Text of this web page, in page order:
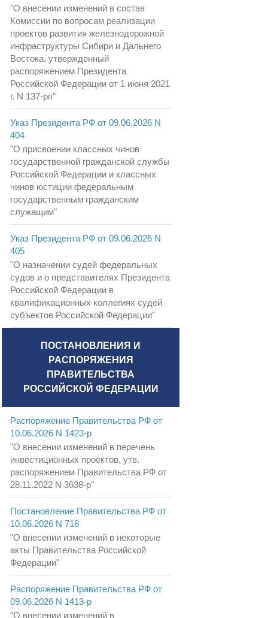
"О внесении изменений в состав
Комиссии по вопросам реализации
проектов развития железнодорожной
инфраструктуры Сибири и Дальнего
Востока, утвержденный
распоряжением Президента
Российской Федерации от 1 июня 2021
г. N 137-рп"
Указ Президента РФ от 09.06.2026 N
404
"О присвоении классных чинов
государственной гражданской службы
Российской Федерации и классных
чинов юстиции федеральным
государственным гражданским
служащим"
Указ Президента РФ от 09.06.2026 N
405
"О назначении судей федеральных
судов и о представителях Президента
Российской Федерации в
квалификационных коллегиях судей
субъектов Российской Федерации"
ПОСТАНОВЛЕНИЯ И
РАСПОРЯЖЕНИЯ
ПРАВИТЕЛЬСТВА
РОССИЙСКОЙ ФЕДЕРАЦИИ
Распоряжение Правительства РФ от
10.06.2026 N 1423-р
"О внесении изменений в перечень
инвестиционных проектов, утв.
распоряжением Правительства РФ от
28.11.2022 N 3638-р"
Постановление Правительства РФ от
10.06.2026 N 718
"О внесении изменений в некоторые
акты Правительства Российской
Федерации"
Распоряжение Правительства РФ от
09.06.2026 N 1413-р
"О внесении изменений в